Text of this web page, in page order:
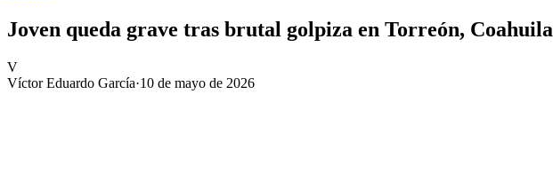
Joven queda grave tras brutal golpiza en Torreón, Coahuila
V
Víctor Eduardo García·10 de mayo de 2026